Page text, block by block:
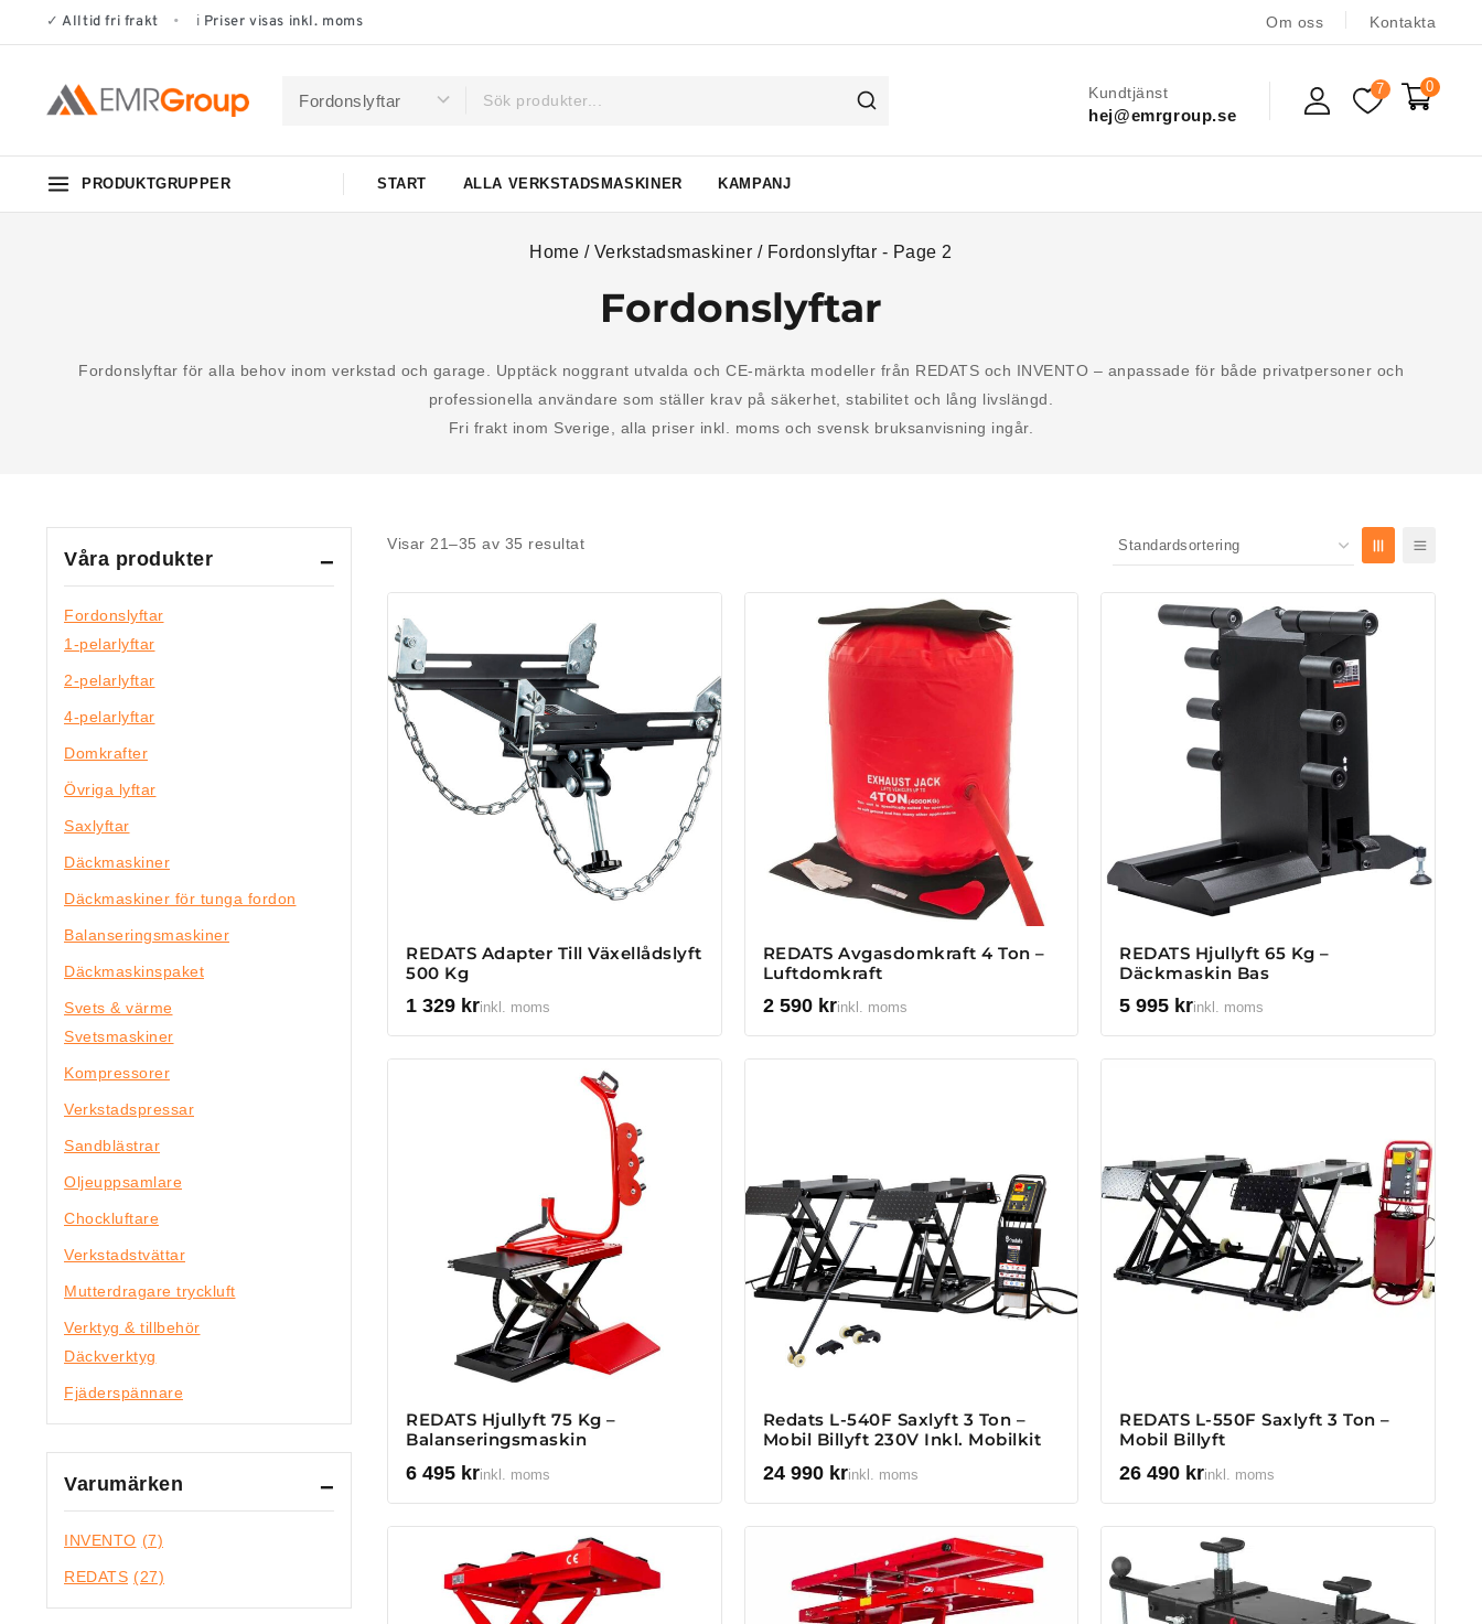
✓ Alltid fri frakt • ℹ Priser visas inkl. moms Om oss Kontakta
Kundtjänst
hej@emrgroup.se
7 0
PRODUKTGRUPPER START ALLA VERKSTADSMASKINER KAMPANJ
Home / Verkstadsmaskiner / Fordonslyftar - Page 2
Fordonslyftar
Fordonslyftar för alla behov inom verkstad och garage. Upptäck noggrant utvalda och CE-märkta modeller från REDATS och INVENTO – anpassade för både privatpersoner och
professionella användare som ställer krav på säkerhet, stabilitet och lång livslängd.
Fri frakt inom Sverige, alla priser inkl. moms och svensk bruksanvisning ingår.
Visar 21–35 av 35 resultat
REDATS Adapter Till Växellådslyft
500 Kg
1 329 krinkl. moms
REDATS Avgasdomkraft 4 Ton –
Luftdomkraft
2 590 krinkl. moms
REDATS Hjullyft 65 Kg –
Däckmaskin Bas
5 995 krinkl. moms
REDATS Hjullyft 75 Kg –
Balanseringsmaskin
6 495 krinkl. moms
Redats L-540F Saxlyft 3 Ton –
Mobil Billyft 230V Inkl. Mobilkit
24 990 krinkl. moms
REDATS L-550F Saxlyft 3 Ton –
Mobil Billyft
26 490 krinkl. moms
Våra produkter
Fordonslyftar
1-pelarlyftar
2-pelarlyftar
4-pelarlyftar
Domkrafter
Övriga lyftar
Saxlyftar
Däckmaskiner
Däckmaskiner för tunga fordon
Balanseringsmaskiner
Däckmaskinspaket
Svets & värme
Svetsmaskiner
Kompressorer
Verkstadspressar
Sandblästrar
Oljeuppsamlare
Chockluftare
Verkstadstvättar
Mutterdragare tryckluft
Verktyg & tillbehör
Däckverktyg
Fjäderspännare
Varumärken
INVENTO (7)
REDATS (27)